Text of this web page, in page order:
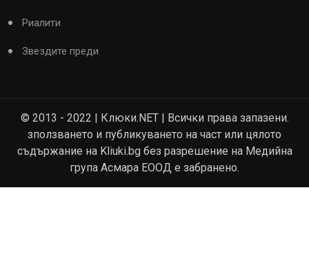
Риалити
Звездите преди
© 2013 - 2022 | Клюки.NET | Всички права запазени.
зползването и публикуването на част или цялото
съдържание на Kliuki.bg без разрешение на Медийна
група Асмара ЕООД е забранено.